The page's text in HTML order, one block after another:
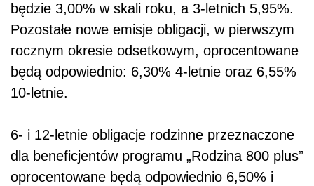
będzie 3,00% w skali roku, a 3-letnich 5,95%.
Pozostałe nowe emisje obligacji, w pierwszym
rocznym okresie odsetkowym, oprocentowane
będą odpowiednio: 6,30% 4-letnie oraz 6,55%
10-letnie.
6- i 12-letnie obligacje rodzinne przeznaczone
dla beneficjentów programu „Rodzina 800 plus”
oprocentowane będą odpowiednio 6,50% i